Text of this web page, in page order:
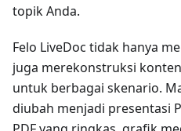
topik Anda.
Felo LiveDoc tidak hanya
juga merekonstruksi
untuk berbagai skenario.
diubah menjadi presentasi